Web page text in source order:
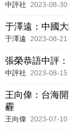
中評社 2023-08-30
于澤遠：中國
于澤遠 2023-08-21
張榮恭語中評
中評社 2023-08-15
王向偉：台海
霾
王向偉 2023-07-10